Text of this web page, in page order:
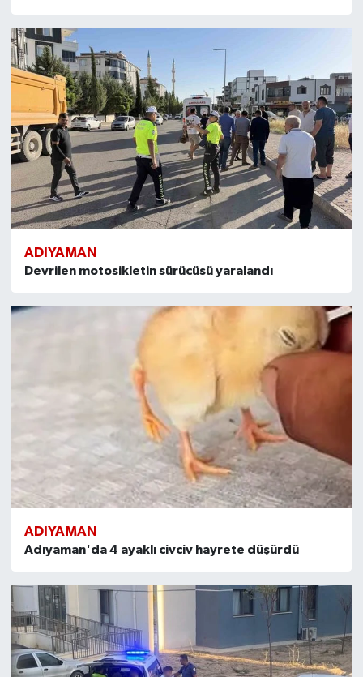
ADIYAMAN
Devrilen motosikletin sürücüsü yaralandı
ADIYAMAN
Adıyaman'da 4 ayaklı civciv hayrete düşürdü